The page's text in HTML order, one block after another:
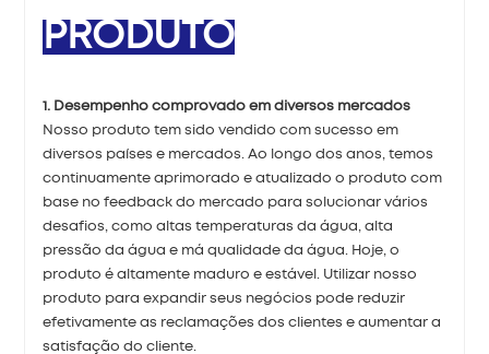
PRODUTO
1. Desempenho comprovado em diversos mercados
Nosso produto tem sido vendido com sucesso em
diversos países e mercados. Ao longo dos anos, temos
continuamente aprimorado e atualizado o produto com
base no feedback do mercado para solucionar vários
desafios, como altas temperaturas da água, alta
pressão da água e má qualidade da água. Hoje, o
produto é altamente maduro e estável. Utilizar nosso
produto para expandir seus negócios pode reduzir
efetivamente as reclamações dos clientes e aumentar a
satisfação do cliente.